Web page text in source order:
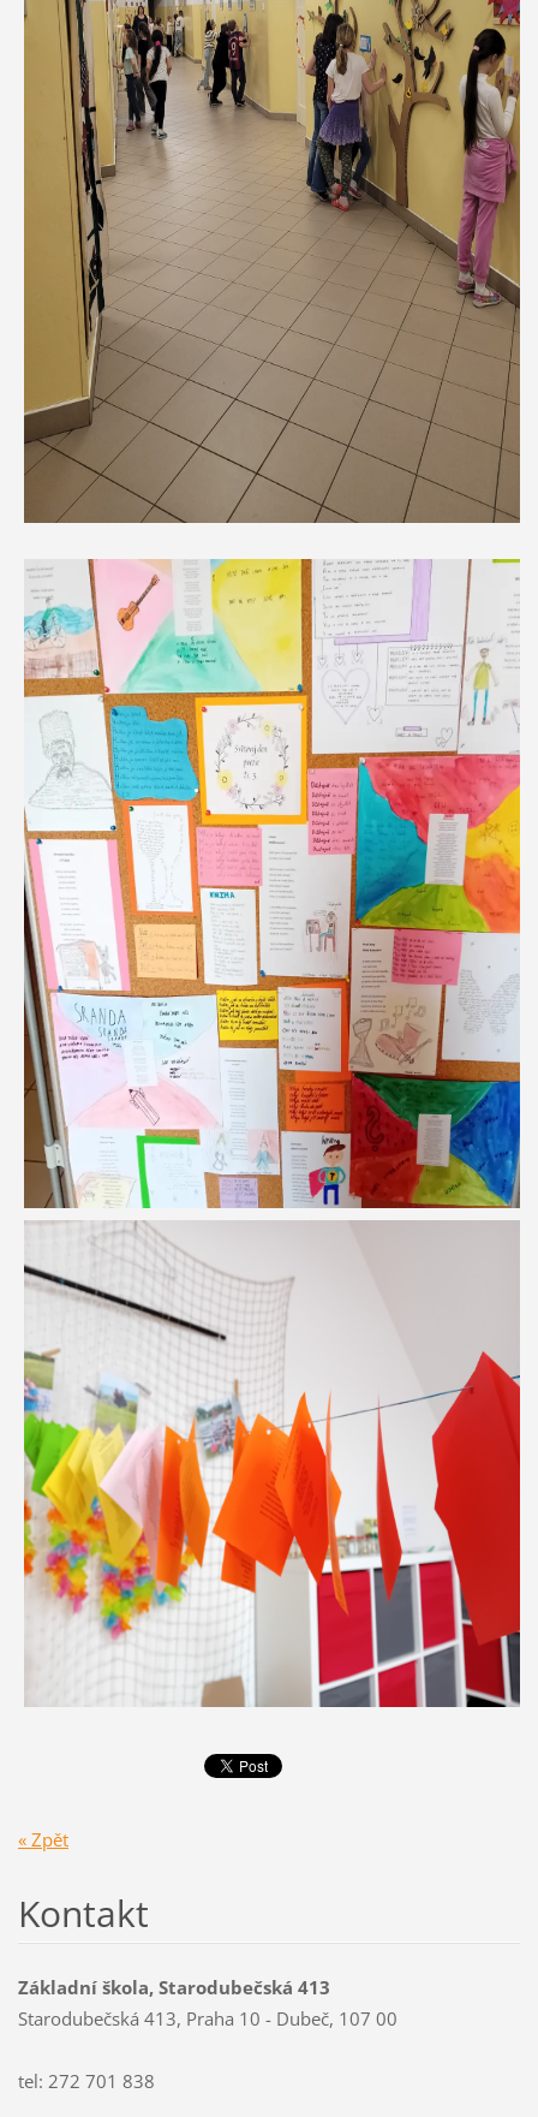
« Zpět
Kontakt
Základní škola, Starodubečská 413
Starodubečská 413, Praha 10 - Dubeč, 107 00
tel: 272 701 838